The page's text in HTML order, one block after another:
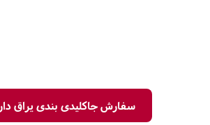
سفارش جاکلیدی بندی یراق دار